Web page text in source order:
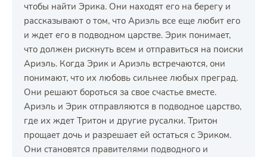
чтобы найти Эрика. Они находят его на берегу и
рассказывают о том, что Ариэль все еще любит его
и ждет его в подводном царстве. Эрик понимает,
что должен рискнуть всем и отправиться на поиски
Ариэль. Когда Эрик и Ариэль встречаются, они
понимают, что их любовь сильнее любых преград.
Они решают бороться за свое счастье вместе.
Ариэль и Эрик отправляются в подводное царство,
где их ждет Тритон и другие русалки. Тритон
прощает дочь и разрешает ей остаться с Эриком.
Они становятся правителями подводного и